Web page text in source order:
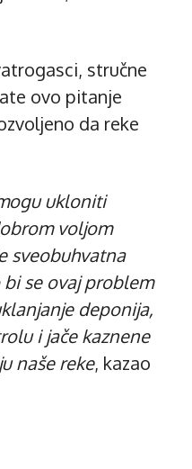
stručne
ovo pitanje
da reke
ukloniti
voljom
sveobuhvatna
se ovaj problem
deponija,
i jače kaznene
naše reke, kazao